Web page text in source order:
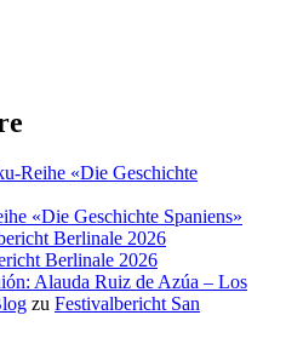
Reihe «Die Geschichte
«Die Geschichte Spaniens»
Berlinale 2026
Berlinale 2026
Alauda Ruiz de Azúa – Los
zu Festivalbericht San